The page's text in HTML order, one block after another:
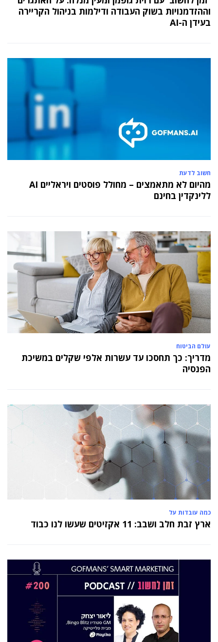
בעמותת אלומה
05 מאי 2024
וההזדמנויות בשוק העבודה ודילמות בניהול הקריירה
בעידן ה-AI
חשוב לדעת
מהיום לא מתאמצים – מחולל פוסטים ויראליים AI
ללינקדין בחינם
עולם הביטוח
מדריך: כך תחסכו עד עשרות אלפי שקלים במשיכת
הפנסיה
כמה עובדות על
ארץ זבת חלב ושבב: 11 אקזיטים שעשו לנו כבוד